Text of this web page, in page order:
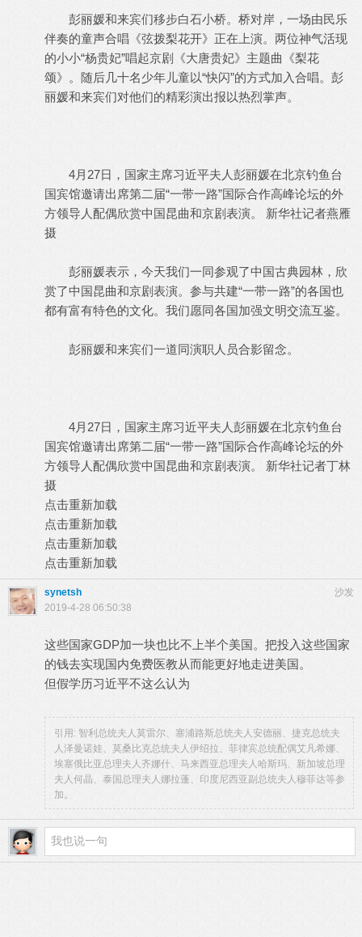
彭丽媛和来宾们移步白石小桥。桥对岸，一场由民乐
伴奏的童声合唱《弦拨梨花开》正在上演。两位神气活现
的小小“杨贵妃”唱起京剧《大唐贵妃》主题曲《梨花
颂》。随后几十名少年儿童以“快闪”的方式加入合唱。彭
丽媛和来宾们对他们的精彩演出报以热烈掌声。
4月27日，国家主席习近平夫人彭丽媛在北京钓鱼台
国宾馆邀请出席第二届“一带一路”国际合作高峰论坛的外
方领导人配偶欣赏中国昆曲和京剧表演。 新华社记者燕雁
摄
彭丽媛表示，今天我们一同参观了中国古典园林，欣
赏了中国昆曲和京剧表演。参与共建“一带一路”的各国也
都有富有特色的文化。我们愿同各国加强文明交流互鉴。
彭丽媛和来宾们一道同演职人员合影留念。
4月27日，国家主席习近平夫人彭丽媛在北京钓鱼台
国宾馆邀请出席第二届“一带一路”国际合作高峰论坛的外
方领导人配偶欣赏中国昆曲和京剧表演。 新华社记者丁林
摄
点击重新加载
点击重新加载
点击重新加载
点击重新加载
沙发
synetsh
2019-4-28 06:50:38
这些国家GDP加一块也比不上半个美国。把投入这些国家
的钱去实现国内免费医教从而能更好地走进美国。
但假学历习近平不这么认为
引用: 智利总统夫人莫雷尔、塞浦路斯总统夫人安德丽、捷克总统夫
人泽曼诺娃、莫桑比克总统夫人伊绍拉、菲律宾总统配偶艾凡希娜、
埃塞俄比亚总理夫人齐娜什、马来西亚总理夫人哈斯玛、新加坡总理
夫人何晶、泰国总理夫人娜拉蓬、印度尼西亚副总统夫人穆菲达等参
加。